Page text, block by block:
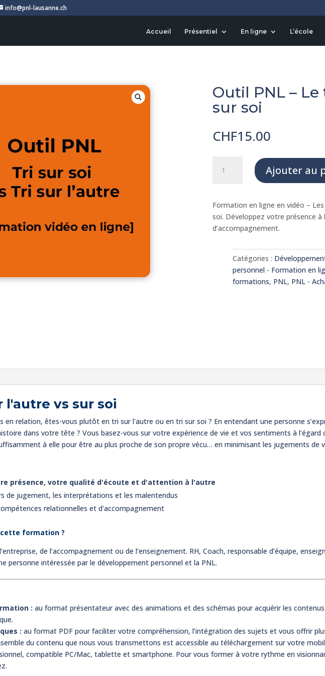
info@pnl-lausanne.ch
Accueil Présentiel En ligne L’école
Outil PNL –
sur soi
CHF15.00
-
Le
tri
Ajouter au
Formation en ligne en vidéo –
soi. Développez votre présence
d’accompagnement.
Catégories :
personnel - Formation en
formations, PNL, PNL -
l'autre vssur soi
en relation, êtes-vous plutôt en tri sur l'autre ou en tri sur soi ? En entendant une personne
dans votre tête ? Vous basez-vous sur votre expérience de vie et vos sentiments à l’égard
à elle pour être au plus proche de son propre vécu… en minimisant les jugements de
présence, votre qualité d'écoute et d'attention à l'autre
de jugement, les interprétations et les malentendus
relationnelles et d'accompagnement
formation ?
de l’accompagnement ou de l’enseignement. RH, Coach, responsable d’équipe,
personne intéressée par le développement personnel et la PNL.
: au format présentateur avec des animations et des schémas pour acquérir les
: au format PDF pour faciliter votre compréhension, l’intégration des sujets et vous offrir
du contenu que nous vous transmettons est accessible au téléchargement sur votre
compatible PC/Mac, tablette et smartphone. Pour vous former à votre rythme en